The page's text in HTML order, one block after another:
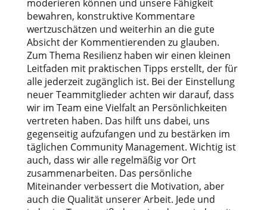
moderieren können und unsere Fähigkeit
bewahren, konstruktive Kommentare
wertzuschätzen und weiterhin an die gute
Absicht der Kommentierenden zu glauben.
Zum Thema Resilienz haben wir einen kleinen
Leitfaden mit praktischen Tipps erstellt, der für
alle jederzeit zugänglich ist. Bei der Einstellung
neuer Teammitglieder achten wir darauf, dass
wir im Team eine Vielfalt an Persönlichkeiten
vertreten haben. Das hilft uns dabei, uns
gegenseitig aufzufangen und zu bestärken im
täglichen Community Management. Wichtig ist
auch, dass wir alle regelmäßig vor Ort
zusammenarbeiten. Das persönliche
Miteinander verbessert die Motivation, aber
auch die Qualität unserer Arbeit. Jede und